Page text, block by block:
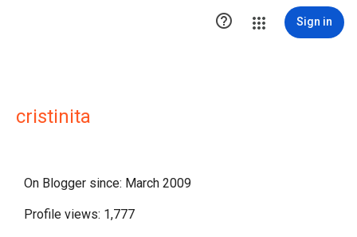
 Sign in
cristinita
On Blogger since: March 2009
Profile views: 1,777